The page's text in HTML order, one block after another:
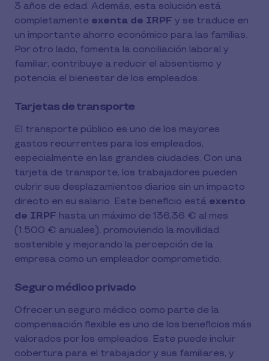
3 años de edad. Además, esta solución está
completamente exenta de IRPF y se traduce en
un importante ahorro económico para las familias.
Por otro lado, fomenta la conciliación laboral y
familiar, contribuye a reducir el absentismo y
potencia el bienestar de los empleados.
Tarjetas de transporte
El transporte público es uno de los mayores
gastos recurrentes para los empleados,
especialmente en las grandes ciudades. Con una
tarjeta de transporte, los trabajadores pueden
cubrir sus desplazamientos diarios sin un impacto
directo en su salario. Este beneficio está exento
de IRPF hasta un máximo de 136,36 € al mes
(1.500 € anuales), promoviendo la movilidad
sostenible y mejorando la percepción de la
empresa como un empleador comprometido.
Seguro médico privado
Ofrecer un seguro médico como parte de la
compensación flexible es uno de los beneficios más
valorados por los empleados. Este puede incluir
cobertura para el trabajador y sus familiares, y